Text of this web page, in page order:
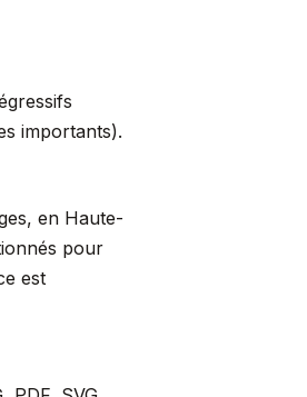
importants).
en Haute-
pour
est